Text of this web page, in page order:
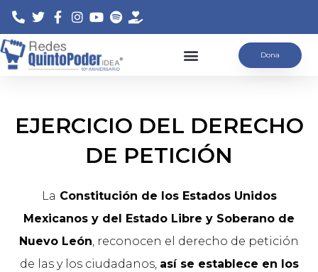
Saltar
al
Dona
EJERCICIO DEL DERECHO
DE PETICIÓN
La Constitución de los Estados Unidos
Mexicanos y del Estado Libre y Soberano de
Nuevo León, reconocen el derecho de petición
de las y los ciudadanos, así se establece en los